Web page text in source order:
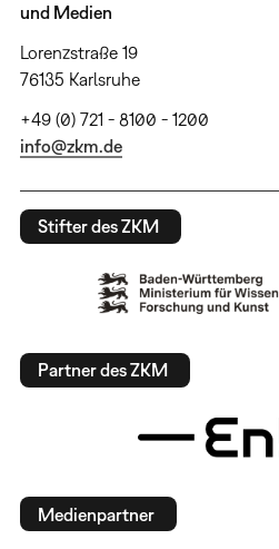
und Medien
Lorenzstraße 19
76135 Karlsruhe
+49 (0) 721 - 8100 - 1200
info@zkm.de
Stifter des ZKM
Partner des ZKM
Medienpartner